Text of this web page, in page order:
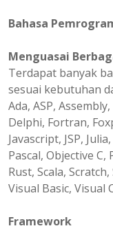
Bahasa
Menguasai
Terdapat banyak
sesuai kebutuhan
Ada, ASP,
Delphi, Fortran,
Javascript, JSP,
Pascal, Objective C,
Rust, Scala,
Visual Basic, Visual
Framework